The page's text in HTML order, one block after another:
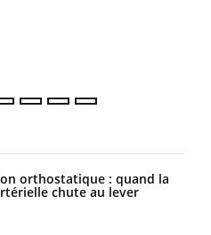
orthostatique : quand la
chute au lever